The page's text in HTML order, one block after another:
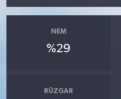
NEM
%29
RÜZGAR